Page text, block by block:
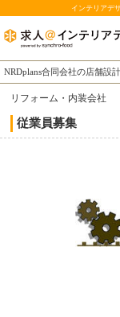
インテリアデ
NRDplans合同会社の店舗設
リフォーム・内装会社
従業員募集